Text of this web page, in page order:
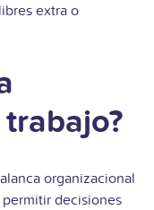
extra o
organizacional
decisiones